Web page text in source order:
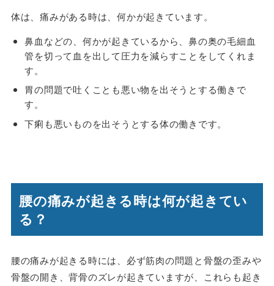
体は、痛みがある時は、何かが起きています。
鼻血などの、何かが起きているから、鼻の奥の毛細血
管を切って血を出して圧力を減らすことをしてくれま
す。
胃の問題で吐くことも悪い物を出そうとする働きで
す。
下痢も悪いものを出そうとする体の働きです。
腰の痛みが起きる時は何が起きてい
る？
腰の痛みが起きる時には、必ず筋肉の問題と骨盤の歪みや
骨盤の開き、背骨のズレが起きていますが、これらも起き